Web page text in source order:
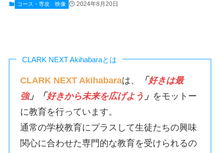
コース・専攻 映像 2024年8月20日
CLARK NEXT Akihabaraとは
CLARK NEXT Akihabaraは、 「 好きは最
強」「 好きから未来を広げよう 」 をモットー
に教育を行っています。
通常の学校教育にプラスして生徒たちの興味
関心に合わせた専門的な教育を受けられるの